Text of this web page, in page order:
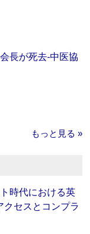
長が死去‐中医協
もっと見る »
時代における英
クセスとコンプラ